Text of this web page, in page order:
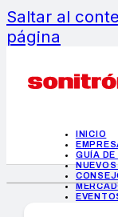
Saltar al
página
INICIO
GUÍA DE